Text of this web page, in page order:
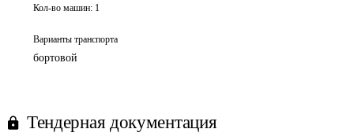
Кол-во машин: 1
Варианты транспорта
бортовой
Тендерная документация